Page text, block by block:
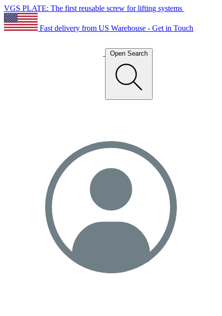
VGS PLATE: The first reusable screw for lifting systems
Fast delivery from US Warehouse - Get in Touch
Open Search